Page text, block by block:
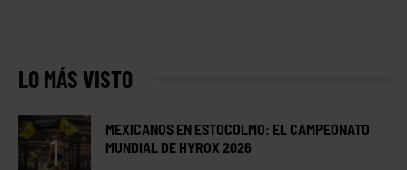
LO MÁS VISTO
MEXICANOS EN ESTOCOLMO: EL CAMPEONATO
MUNDIAL DE HYROX 2026